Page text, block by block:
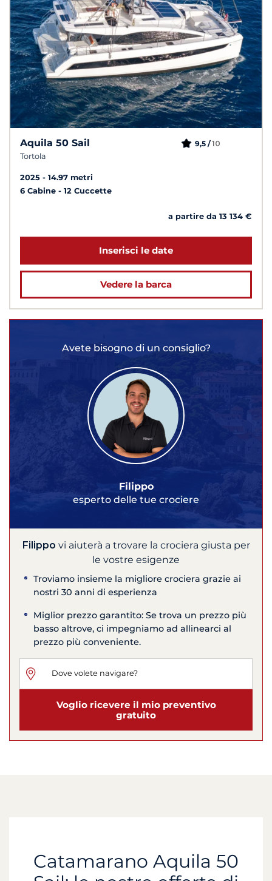
Aquila 50 Sail
Tortola
9,5 /10
2025
14.97 metri
6 Cabine
12 Cuccette
a partire da 13 134 €
Inserisci le date
Vedere la barca
Avete bisogno di un consiglio?
Filippo
esperto delle tue crociere
Filippo vi aiuterà a trovare la crociera giusta per
le vostre esigenze
Troviamo insieme la migliore crociera grazie ai
nostri 30 anni di esperienza
Miglior prezzo garantito: Se trova un prezzo più
basso altrove, ci impegniamo ad allinearci al
prezzo più conveniente.
Voglio ricevere il mio preventivo
gratuito
Catamarano Aquila 50